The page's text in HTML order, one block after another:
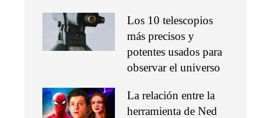
Los 10 telescopios
más precisos y
potentes usados para
observar el universo
La relación entre la
herramienta de Ned